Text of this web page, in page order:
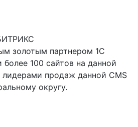
золотым партнером 1С
более 100 сайтов на данной
продаж данной CMS
округу.